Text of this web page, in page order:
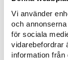
Vi använder
och
för sociala
vidarebefordrar
information från
insikt om
mindre
slutresultat.